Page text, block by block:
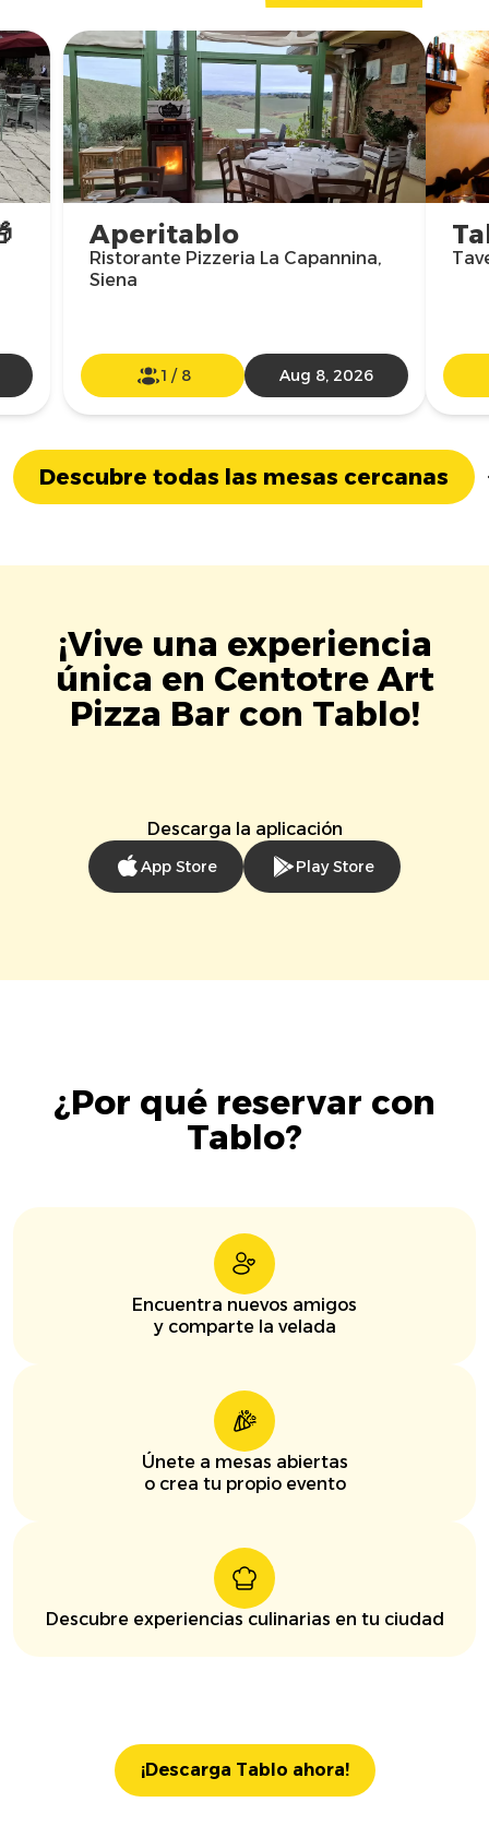
Aperitablo
Ristorante Pizzeria La Capannina,
Siena
1 / 8 Aug 8, 2026
Descubre todas las mesas cercanas
¡Vive una experiencia
única en Centotre Art
Pizza Bar con Tablo!
Descarga la aplicación
App Store Play Store
¿Por qué reservar con
Tablo?
Encuentra nuevos amigos
y comparte la velada
Únete a mesas abiertas
o crea tu propio evento
Descubre experiencias culinarias en tu ciudad
¡Descarga Tablo ahora!